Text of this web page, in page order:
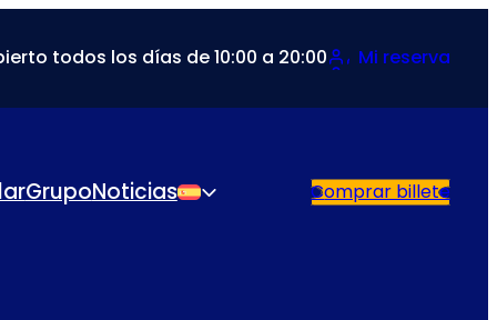
todos los días de 10:00 a 20:00 Mi reserva
GrupoNoticias Español Comprar billete